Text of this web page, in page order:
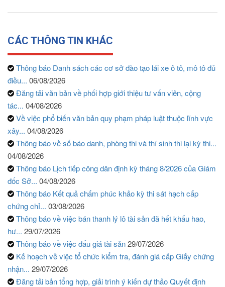
CÁC THÔNG TIN KHÁC
Thông báo Danh sách các cơ sở đào tạo lái xe ô tô, mô tô đủ
điều... 06/08/2026
Đăng tải văn bản về phối hợp giới thiệu tư vấn viên, cộng
tác... 04/08/2026
Về việc phổ biến văn bản quy phạm pháp luật thuộc lĩnh vực
xây... 04/08/2026
Thông báo về số báo danh, phòng thi và thí sinh thi lại kỳ thi...
04/08/2026
Thông báo Lịch tiếp công dân định kỳ tháng 8/2026 của Giám
đốc Sở... 04/08/2026
Thông báo Kết quả chấm phúc khảo kỳ thi sát hạch cấp
chứng chỉ... 03/08/2026
Thông báo về việc bán thanh lý lô tài sản đã hết khấu hao,
hư... 29/07/2026
Thông báo về việc đấu giá tài sản29/07/2026
Kế hoạch về việc tổ chức kiểm tra, đánh giá cấp Giấy chứng
nhận... 29/07/2026
Đăng tải bản tổng hợp, giải trình ý kiến dự thảo Quyết định